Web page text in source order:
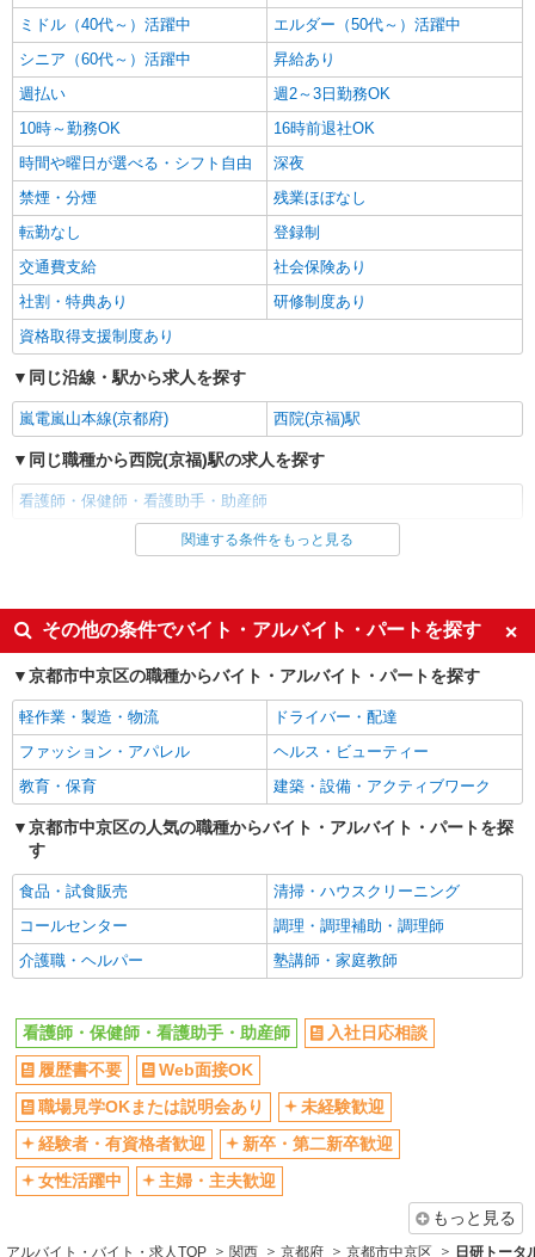
通費全支給(ガソリン代含む)＞
京都市中京区など
詳細を見る
派遣社員
株式会社kotrio /●KY-H-1991350
≪日払いOK！≫病院の看護助手＊即日勤務も
可能♪
時給1550円〜2187円 ＜日払い有/週払い有/交
通費全支給(ガソリン代含む)＞
京都市中京区など
キープ 詳細を見る
派遣社員
株式会社kotrio /●KY-H-1956045
≪京都市役所前駅／看護助手≫子育て世代活躍
中！働きやすい環境
時給1550円〜2187円 ＜日払い有/週払い有/交
通費全支給(ガソリン代含む)＞
キープ 詳細を見る
派遣社員
株式会社kotrio /●KY-H-1956337
丸太町駅｜看護師さんのサポートスタッフ募集
♪医療行為なし
時給1550円〜2187円 ＜日払い有/週払い有/交
通費全支給(ガソリン代含む)＞
京都市中京区//最寄り駅：丸太町
キープ 詳細を見る
派遣社員
株式会社kotrio /●KY-H-2014314
時給1550円〜2187円 ＜日払い有/週払い有/交
通費全支給(ガソリン代含む)＞
京都市中京区など
キープ 詳細を見る
派遣社員
京都市役所前駅｜看護師さんのサポートスタッ
ミドル（40代～）活躍中
エルダー（50代～）活躍中
シニア（60代～）活躍中
昇給あり
週払い
週2～3日勤務OK
10時～勤務OK
16時前退社OK
時間や曜日が選べる・シフト自由
深夜
禁煙・分煙
残業ほぼなし
転勤なし
登録制
交通費支給
社会保険あり
社割・特典あり
研修制度あり
資格取得支援制度あり
同じ沿線・駅から求人を探す
嵐電嵐山本線(京都府) 西院(京福)駅
同じ職種から西院(京福)駅の求人を探す
看護師・保健師・看護助手・助産師
同じ雇用形態から西院(京福)駅の求人を探す
派遣社員
同じ特徴から西院(京福)駅の求人を探す
入社日応相談
履歴書不要
Web面接OK
職場見学OKまたは説明会あり
未経験歓迎
経験者・有資格者歓迎
新卒・第二新卒歓迎
女性活躍中
主婦・主夫歓迎
フリーター歓迎
学歴不問
ブランクOK
ミドル（40代～）活躍中
エルダー（50代～）活躍中
シニア（60代～）活躍中
昇給あり
週払い
週2～3日勤務OK
時間や曜日が選べる・シフト自由
深夜
禁煙・分煙
転勤なし
登録制
交通費支給
社会保険あり
社割・特典あり
研修制度あり
関連する条件をもっと見る
その他の条件でバイト・アルバイト・パートを探す
京都市中京区の職種からバイト・アルバイト・パートを探す
軽作業・製造・物流
ドライバー・配達
ファッション・アパレル
ヘルス・ビューティー
教育・保育
建築・設備・アクティブワーク
京都市中京区の人気の職種からバイト・アルバイト・パートを探
す
食品・試食販売
清掃・ハウスクリーニング
コールセンター
調理・調理補助・調理師
介護職・ヘルパー
塾講師・家庭教師
看護師・保健師・看護助手・助産師
入社日応相談
履歴書不要
Web面接OK
職場見学OKまたは説明会あり
未経験歓迎
経験者・有資格者歓迎
新卒・第二新卒歓迎
女性活躍中
主婦・主夫歓迎
もっと見る
アルバイト・バイト・求人TOP 関西 京都府 京都市中京区 日研トータ